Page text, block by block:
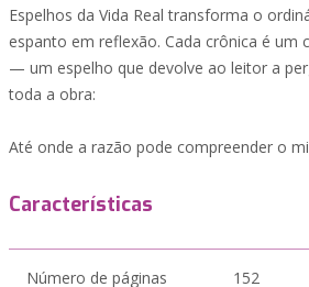
Espelhos da Vida Real transforma o
espanto em reflexão. Cada crônica é um
— um espelho que devolve ao leitor a
toda a obra:
Até onde a razão pode compreender o
Características
Número de páginas 152